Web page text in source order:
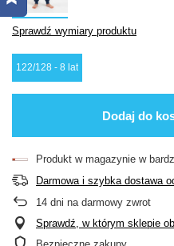
Sprawdź wymiary produktu
122/128 - 8 lat
Dodaj do
Produkt w magazynie w
Darmowa i szybka dostawa
14 dni na darmowy zwrot
Sprawdź, w którym sklepie